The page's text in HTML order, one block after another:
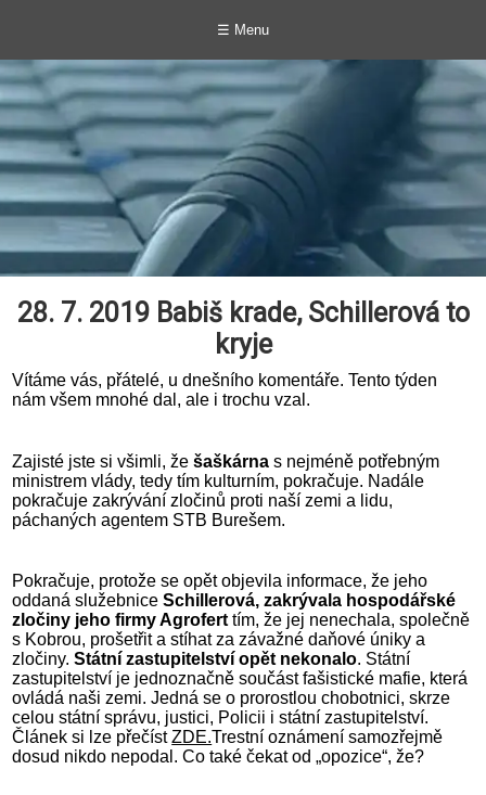
☰ Menu
28. 7. 2019 Babiš krade, Schillerová to
kryje
Vítáme vás, přátelé, u dnešního komentáře. Tento týden
nám všem mnohé dal, ale i trochu vzal.
Zajisté jste si všimli, žešaškárna s nejméně potřebným
ministrem vlády, tedy tím kulturním, pokračuje. Nadále
pokračuje zakrývání zločinů proti naší zemi a lidu,
páchaných agentem STB Burešem.
Pokračuje, protože se opět objevila informace, že jeho
oddaná služebniceSchillerová, zakrývala hospodářské
zločiny jeho firmy Agrofert tím, že jej nenechala, společně
s Kobrou, prošetřit a stíhat za závažné daňové úniky a
zločiny.Státní zastupitelství opět nekonalo. Státní
zastupitelství je jednoznačně součást fašistické mafie, která
ovládá naši zemi. Jedná se o prorostlou chobotnici, skrze
celou státní správu, justici, Policii i státní zastupitelství.
Článek si lze přečístZDE.Trestní oznámení samozřejmě
dosud nikdo nepodal. Co také čekat od „opozice“, že?